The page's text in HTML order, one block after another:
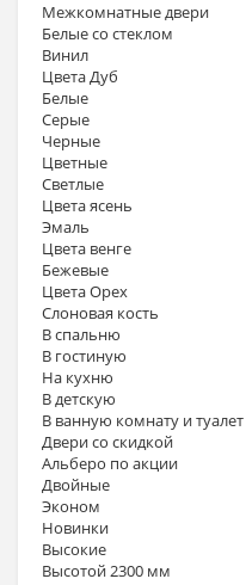
Межкомнатные двери
Белые со стеклом
Винил
Цвета Дуб
Белые
Серые
Черные
Цветные
Светлые
Цвета ясень
Эмаль
Цвета венге
Бежевые
Цвета Орех
Слоновая кость
В спальню
В гостиную
На кухню
В детскую
В ванную комнату и туалет
Двери со скидкой
Альберо по акции
Двойные
Эконом
Новинки
Высокие
Высотой 2300 мм